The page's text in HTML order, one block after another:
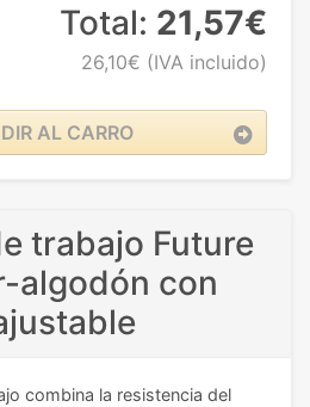
Total: 21,57€
26,10€ (IVA incluido)
AL CARRO
trabajo Future
algodón con
combina la resistencia del